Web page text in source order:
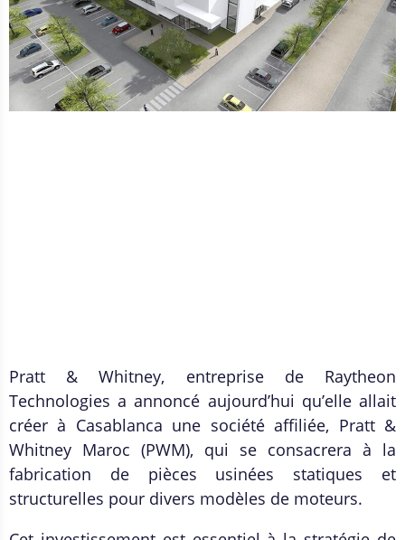
Pratt & Whitney, entreprise de Raytheon
Technologies a annoncé aujourd’hui qu’elle allait
créer à Casablanca une société affiliée, Pratt &
Whitney Maroc (PWM), qui se consacrera à la
fabrication de pièces usinées statiques et
structurelles pour divers modèles de moteurs.